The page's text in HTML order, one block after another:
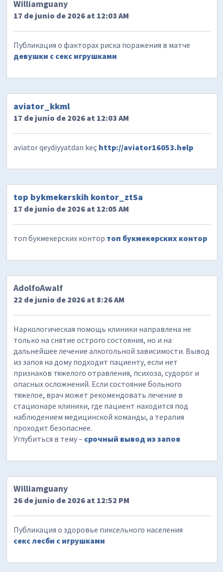
Williamguany
17 de junio de 2026 at 12:03 AM
Публикация о факторах риска поражения в матче
девушки с секс игрушками
aviator_kkml
17 de junio de 2026 at 12:03 AM
aviator qeydiyyatdan keç http://aviator16053.help
top bykmekerskih kontor_ztSa
17 de junio de 2026 at 12:05 AM
топ букмекерских контор топ букмекерских контор
AdolfoAwalf
22 de junio de 2026 at 8:26 AM
Наркологическая помощь клиники направлена не
только на снятие острого состояния, но и на
дальнейшее лечение алкогольной зависимости. Вывод
из запоя на дому подходит пациенту, если нет
признаков тяжелого отравления, психоза, судорог и
опасных осложнений. Если состояние больного
тяжелое, врач может рекомендовать лечение в
стационаре клиники, где пациент находится под
наблюдением медицинской команды, а терапия
проходит безопаснее.
Углубиться в тему – срочный вывод из запоя
Williamguany
26 de junio de 2026 at 12:52 PM
Публикация о здоровье пиксельного населения
секс лесби с игрушками